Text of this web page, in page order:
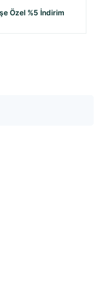
Özel %5 İndirim